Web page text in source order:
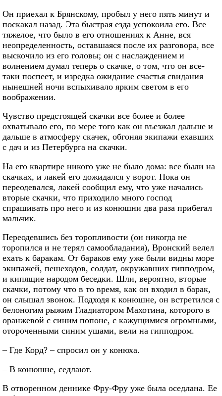
Он приехал к Брянскому, пробыл у него пять минут и
поскакал назад. Эта быстрая езда успокоила его. Все
тяжелое, что было в его отношениях к Анне, вся
неопределенность, оставшаяся после их разговора, все
выскочило из его головы; он с наслаждением и
волнением думал теперь о скачке, о том, что он все-
таки поспеет, и изредка ожидание счастья свидания
нынешней ночи вспыхивало ярким светом в его
воображении.
Чувство предстоящей скачки все более и более
охватывало его, по мере того как он въезжал дальше и
дальше в атмосферу скачек, обгоняя экипажи ехавших
с дач и из Петербурга на скачки.
На его квартире никого уже не было дома: все были на
скачках, и лакей его дожидался у ворот. Пока он
переодевался, лакей сообщил ему, что уже начались
вторые скачки, что приходило много господ
спрашивать про него и из конюшни два раза прибегал
мальчик.
Переодевшись без торопливости (он никогда не
торопился и не терял самообладания), Вронский велел
ехать к баракам. От бараков ему уже были видны море
экипажей, пешеходов, солдат, окружавших гипподром,
и кипящие народом беседки. Шли, вероятно, вторые
скачки, потому что в то время, как он входил в барак,
он слышал звонок. Подходя к конюшне, он встретился с
белоногим рыжим Гладиатором Махотина, которого в
оранжевой с синим попоне, с кажущимися огромными,
отороченными синим ушами, вели на гипподром.
– Где Корд? – спросил он у конюха.
– В конюшне, седлают.
В отворенном деннике Фру-Фру уже была оседлана. Ее